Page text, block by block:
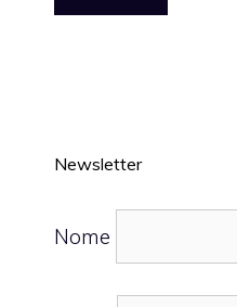
Newsletter
Nome